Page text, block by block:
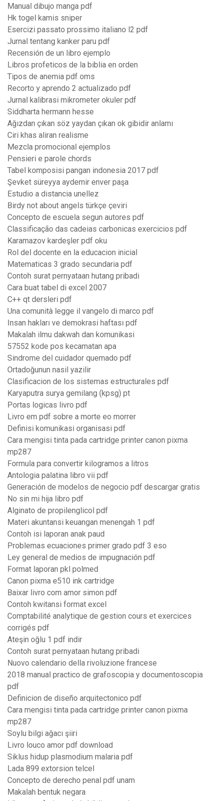
Manual dibujo manga pdf
Hk togel kamis sniper
Esercizi passato prossimo italiano l2 pdf
Jurnal tentang kanker paru pdf
Recensión de un libro ejemplo
Libros profeticos de la biblia en orden
Tipos de anemia pdf oms
Recorto y aprendo 2 actualizado pdf
Jurnal kalibrasi mikrometer okuler pdf
Siddharta hermann hesse
Ağızdan çıkan söz yaydan çıkan ok gibidir anlamı
Ciri khas aliran realisme
Mezcla promocional ejemplos
Pensieri e parole chords
Tabel komposisi pangan indonesia 2017 pdf
Şevket süreyya aydemir enver paşa
Estudio a distancia unellez
Birdy not about angels türkçe çeviri
Concepto de escuela segun autores pdf
Classificação das cadeias carbonicas exercicios pdf
Karamazov kardeşler pdf oku
Rol del docente en la educacion inicial
Matematicas 3 grado secundaria pdf
Contoh surat pernyataan hutang pribadi
Cara buat tabel di excel 2007
C++ qt dersleri pdf
Una comunità legge il vangelo di marco pdf
Insan hakları ve demokrasi haftası pdf
Makalah ilmu dakwah dan komunikasi
57552 kode pos kecamatan apa
Sindrome del cuidador quemado pdf
Ortadoğunun nasil yazilir
Clasificacion de los sistemas estructurales pdf
Karyaputra surya gemilang (kpsg) pt
Portas logicas livro pdf
Livro em pdf sobre a morte eo morrer
Definisi komunikasi organisasi pdf
Cara mengisi tinta pada cartridge printer canon pixma
mp287
Formula para convertir kilogramos a litros
Antologia palatina libro vii pdf
Generación de modelos de negocio pdf descargar gratis
No sin mi hija libro pdf
Alginato de propilenglicol pdf
Materi akuntansi keuangan menengah 1 pdf
Contoh isi laporan anak paud
Problemas ecuaciones primer grado pdf 3 eso
Ley general de medios de impugnación pdf
Format laporan pkl polmed
Canon pixma e510 ink cartridge
Baixar livro com amor simon pdf
Contoh kwitansi format excel
Comptabilité analytique de gestion cours et exercices
corrigés pdf
Ateşin oğlu 1 pdf indir
Contoh surat pernyataan hutang pribadi
Nuovo calendario della rivoluzione francese
2018 manual practico de grafoscopia y documentoscopia
pdf
Definicion de diseño arquitectonico pdf
Cara mengisi tinta pada cartridge printer canon pixma
mp287
Soylu bilgi ağacı şiiri
Livro louco amor pdf download
Siklus hidup plasmodium malaria pdf
Lada 899 extorsion telcel
Concepto de derecho penal pdf unam
Makalah bentuk negara